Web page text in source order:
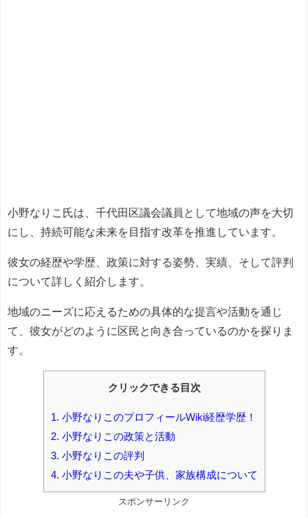
小野なりこ氏は、千代田区議会議員として地域の声を大切
にし、持続可能な未来を目指す改革を推進しています。
彼女の経歴や学歴、政策に対する姿勢、実績、そして評判
について詳しく紹介します。
地域のニーズに応えるための具体的な提言や活動を通じ
て、彼女がどのように区民と向き合っているのかを探りま
す。
クリックできる目次
1. 小野なりこのプロフィールWiki経歴学歴！
2. 小野なりこの政策と活動
3. 小野なりこの評判
4. 小野なりこの夫や子供、家族構成について
スポンサーリンク